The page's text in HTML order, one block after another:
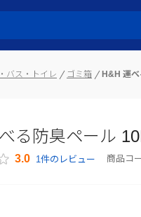
バス・トイレ ゴミ箱 H&H 運
る防臭ペール
3.0 1件のレビュー 商品コ